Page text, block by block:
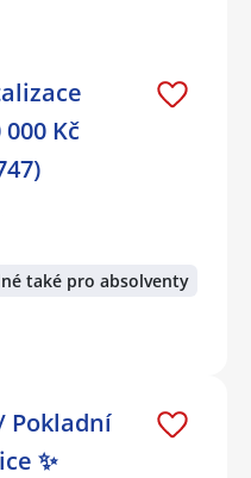
Kč
také pro absolventy
Pokladní
✨